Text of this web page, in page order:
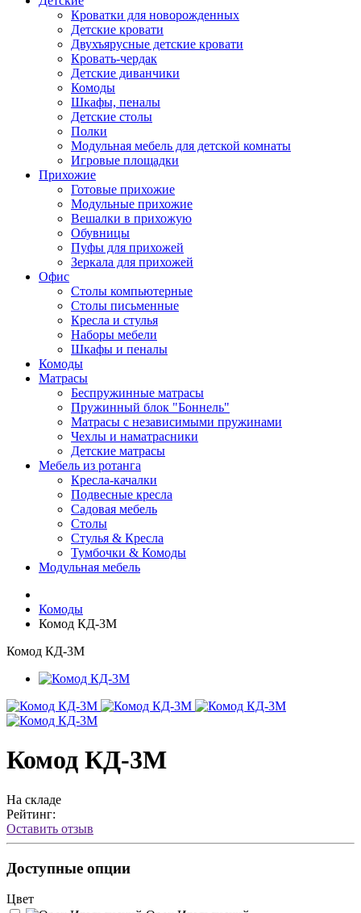
Кроватки для новорожденных
Детские кровати
Двухъярусные детские кровати
Кровать-чердак
Детские диванчики
Комоды
Шкафы, пеналы
Детские столы
Полки
Модульная мебель для детской комнаты
Игровые площадки
Прихожие
Готовые прихожие
Модульные прихожие
Вешалки в прихожую
Обувницы
Пуфы для прихожей
Зеркала для прихожей
Офис
Столы компьютерные
Столы письменные
Кресла и стулья
Наборы мебели
Шкафы и пеналы
Комоды
Матрасы
Беспружинные матрасы
Пружинный блок "Боннель"
Матрасы с независимыми пружинами
Чехлы и наматрасники
Детские матрасы
Мебель из ротанга
Кресла-качалки
Подвесные кресла
Садовая мебель
Столы
Стулья & Кресла
Тумбочки & Комоды
Модульная мебель
Комоды
Комод КД-3М
Комод КД-3М
Комод КД-3М
На складе
Рейтинг:
Оставить отзыв
Доступные опции
Цвет